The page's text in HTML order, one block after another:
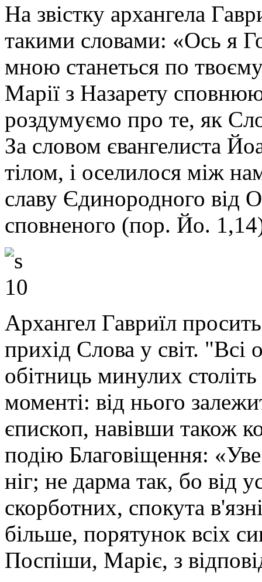
На звістку архангела
такими словами: «Ось я
мною станеться по
Марії з Назарету
роздумуємо про те, як
За словом євангелиста
тілом, і оселилося між
славу Єдинородного від
сповненого (пор. Йо.
Архангел Гавриїл
прихід Слова у світ. "Всі
обітниць минулих
моменті: від нього
єпископ, навівши також
подію Благовіщення:
ніг; не дарма так, бо від
скорботних, спокута
більше, порятунок всіх
Поспіши, Маріє, з